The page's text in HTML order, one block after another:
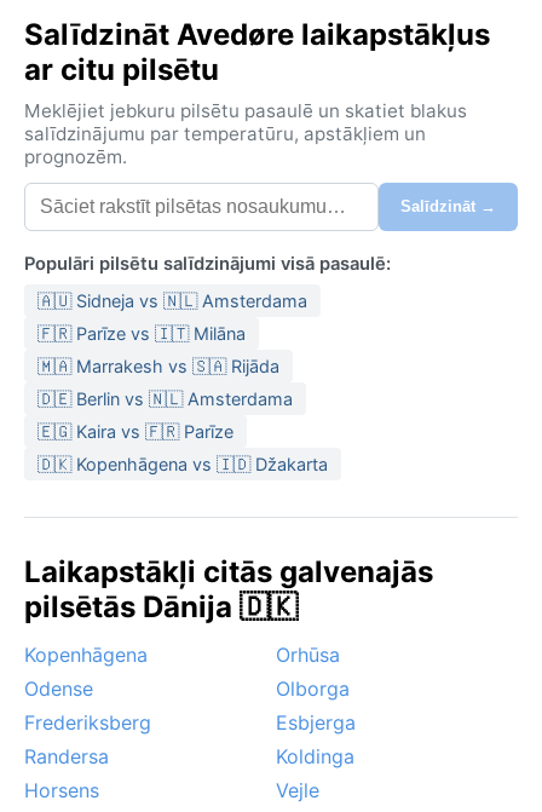
Salīdzināt Avedøre laikapstākļus
ar citu pilsētu
Meklējiet jebkuru pilsētu pasaulē un skatiet blakus
salīdzinājumu par temperatūru, apstākļiem un
prognozēm.
Salīdzināt →
Populāri pilsētu salīdzinājumi visā pasaulē:
🇦🇺 Sidneja vs 🇳🇱 Amsterdama
🇫🇷 Parīze vs 🇮🇹 Milāna
🇲🇦 Marrakesh vs 🇸🇦 Rijāda
🇩🇪 Berlin vs 🇳🇱 Amsterdama
🇪🇬 Kaira vs 🇫🇷 Parīze
🇩🇰 Kopenhāgena vs 🇮🇩 Džakarta
Laikapstākļi citās galvenajās
pilsētās Dānija 🇩🇰
Kopenhāgena
Orhūsa
Odense
Olborga
Frederiksberg
Esbjerga
Randersa
Koldinga
Horsens
Vejle